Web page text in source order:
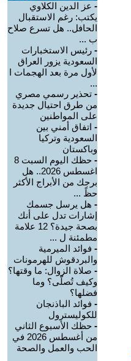
- عز الدين الكلاوي
يكتب: رغم الاستقبال
الحافل.. هل تسرع صلاح
ب ...
- رئيس الاستخبارات
السعودية يزور العراق
لأول مرة بعد الهجمات ا
...
- تحذير رسمي مصري
من طرق احتيال جديدة
على المواطنين
- اتفاق أمني بين
السعودية وتركيا
وباكستان
-
حظك اليوم السبت 8
اغسطس 2026.. هل
برجك من الأبراج الأكثر
حظً ...
- هل يرسل جسمك
إشارات تدل على أنك
بصحة جيدة؟ 12 علامة
مطمئنة ل ...
- فوائد الميرمية
والبردقوش للهرمونات
- صلاة الزوال: ما وقتها؟
وكيف تُصلّى؟ وما
فضلها؟
- فوائد الباذنجان
للكوليسترول
- حظك الأسبوع الثاني
من أغسطس 2026 في
الحب والعمل والصحة